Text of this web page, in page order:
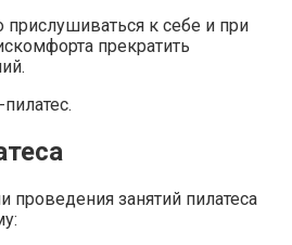
прислушиваться к себе и при
прекратить
проведения занятий пилатеса